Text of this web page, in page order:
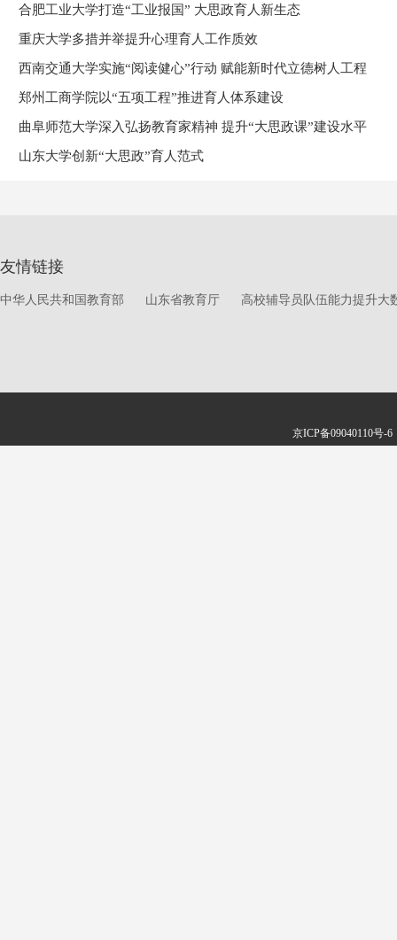
合肥工业大学打造“工业报国” 大思政育人新生态
重庆大学多措并举提升心理育人工作质效
西南交通大学实施“阅读健心”行动 赋能新时代立德树人工程
郑州工商学院以“五项工程”推进育人体系建设
曲阜师范大学深入弘扬教育家精神 提升“大思政课”建设水平
山东大学创新“大思政”育人范式
友情链接
中华人民共和国教育部 山东省教育厅 高校辅导员队伍能力提升大
京ICP备09040110号-6